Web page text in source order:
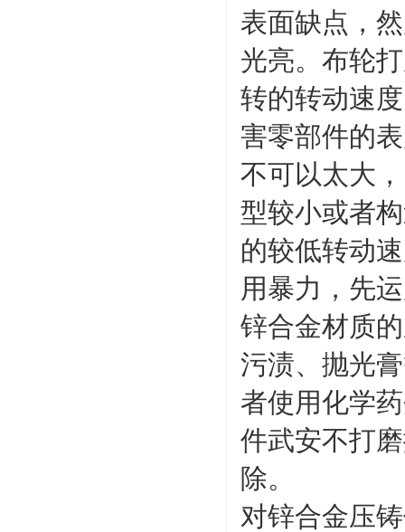
表面缺点，
光亮。布轮
转的转动速
害零部件的
不可以太大
型较小或者
的较低转动
用暴力，先
锌合金材质
污渍、抛光
者使用化学
件武安不打
除。
对锌合金压